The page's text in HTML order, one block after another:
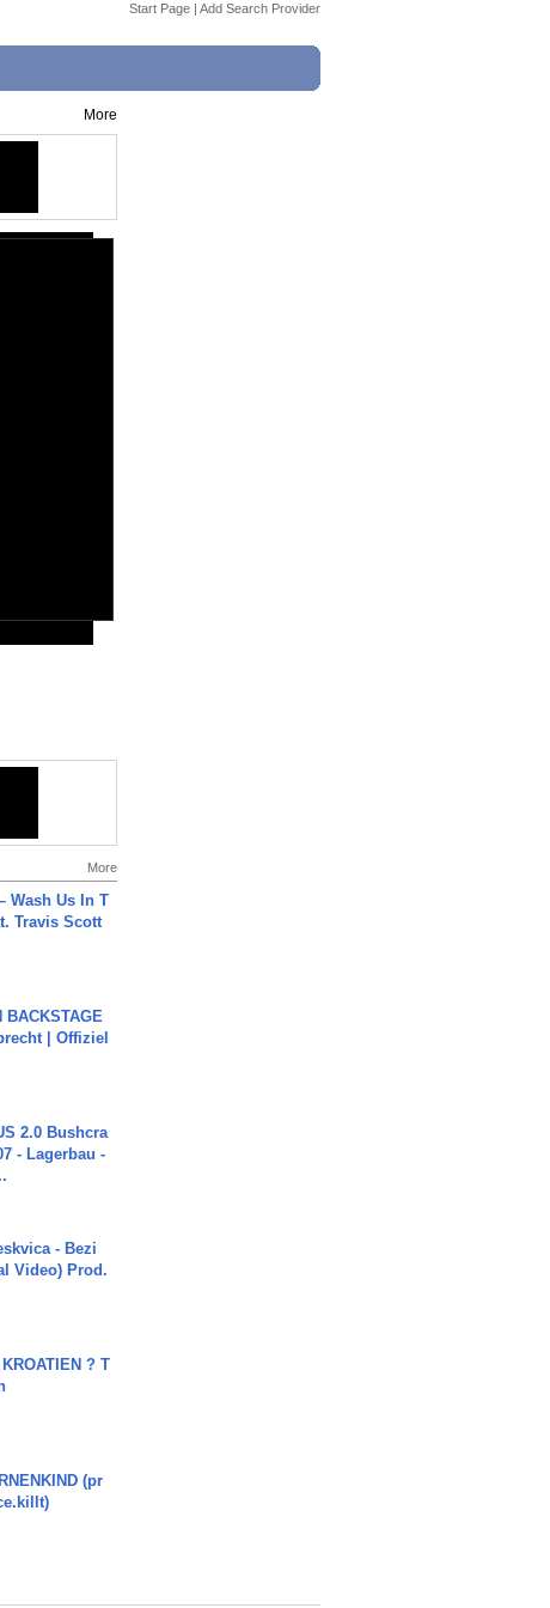
Start Page | Add Search Provider
More
More
Wash Us In T
Travis Scott
BACKSTAGE
| Offiziel
2.0 Bushcra
- Lagerbau -
- Bezi
Video) Prod.
KROATIEN ? T
(pr